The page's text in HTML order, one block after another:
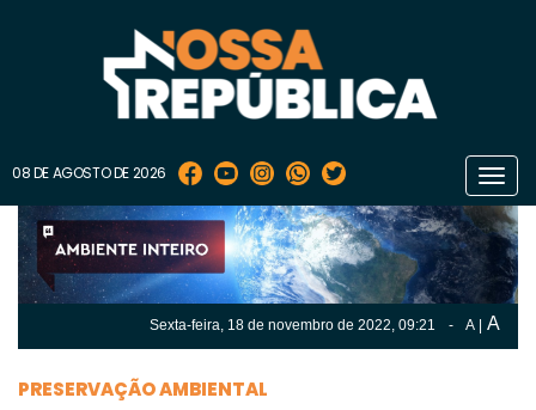
08 DE AGOSTO DE 2026
Sexta-feira, 18 de novembro de 2022, 09:21 - A A
PRESERVAÇÃO AMBIENTAL